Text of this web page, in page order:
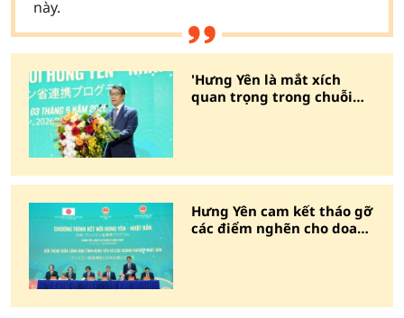
này.
'Hưng Yên là mắt xích
quan trọng trong chuỗi
Hưng Yên cam kết tháo gỡ
các điểm nghẽn cho doanh